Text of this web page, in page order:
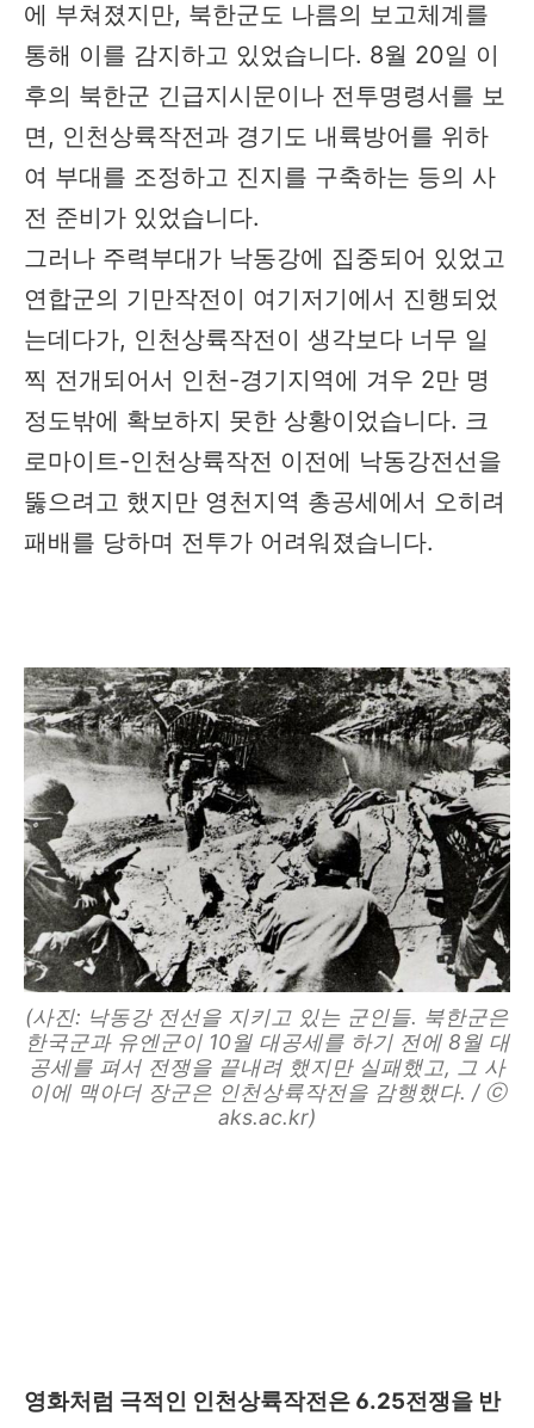
에 부쳐졌지만, 북한군도 나름의 보고체계를
통해 이를 감지하고 있었습니다. 8월 20일 이
후의 북한군 긴급지시문이나 전투명령서를 보
면, 인천상륙작전과 경기도 내륙방어를 위하
여 부대를 조정하고 진지를 구축하는 등의 사
전 준비가 있었습니다.
그러나 주력부대가 낙동강에 집중되어 있었고
연합군의 기만작전이 여기저기에서 진행되었
는데다가, 인천상륙작전이 생각보다 너무 일
찍 전개되어서 인천-경기지역에 겨우 2만 명
정도밖에 확보하지 못한 상황이었습니다. 크
로마이트-인천상륙작전 이전에 낙동강전선을
뚫으려고 했지만 영천지역 총공세에서 오히려
패배를 당하며 전투가 어려워졌습니다.
(사진: 낙동강 전선을 지키고 있는 군인들. 북한군은
한국군과 유엔군이 10월 대공세를 하기 전에 8월 대
공세를 펴서 전쟁을 끝내려 했지만 실패했고, 그 사
이에 맥아더 장군은 인천상륙작전을 감행했다. / ⓒ
aks.ac.kr)
영화처럼 극적인 인천상륙작전은 6.25전쟁을 반